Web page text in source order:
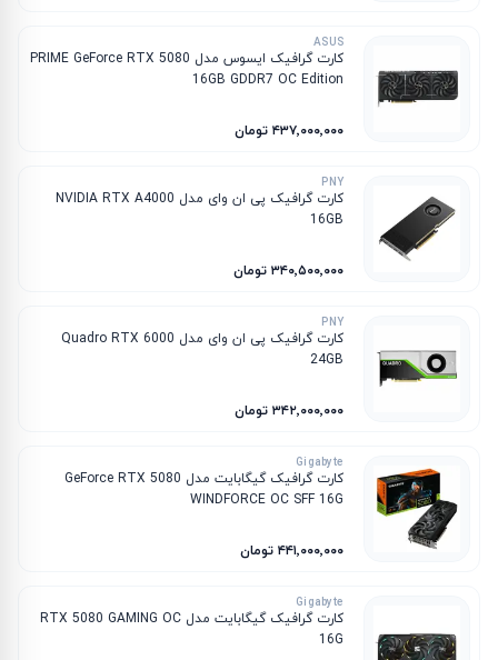
ASUS
کارت گرافیک ایسوس مدل PRIME GeForce RTX 5080
16GB GDDR7 OC Edition
۴۳۷٬۰۰۰٬۰۰۰ تومان
PNY
کارت گرافیک پی ان وای مدل NVIDIA RTX A4000
16GB
۳۴۰٬۵۰۰٬۰۰۰ تومان
PNY
کارت گرافیک پی ان وای مدل Quadro RTX 6000
24GB
۳۴۲٬۰۰۰٬۰۰۰ تومان
Gigabyte
کارت گرافیک گیگابایت مدل GeForce RTX 5080
WINDFORCE OC SFF 16G
۴۴۱٬۰۰۰٬۰۰۰ تومان
Gigabyte
کارت گرافیک گیگابایت مدل RTX 5080 GAMING OC
16G